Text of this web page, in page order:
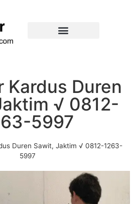
Kardus Duren
√ 0812-
5997
Duren Sawit, Jaktim √ 0812-1263-
5997